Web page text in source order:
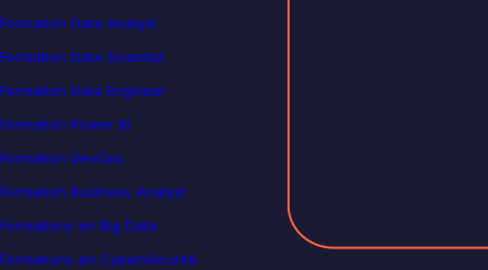
Formation Data Analyst
Formation Data Scientist
Formation Data Engineer
Formation Power BI
Formation DevOps
Formation Business Analyst
Formations en Big Data
Formations en Cybersécurité